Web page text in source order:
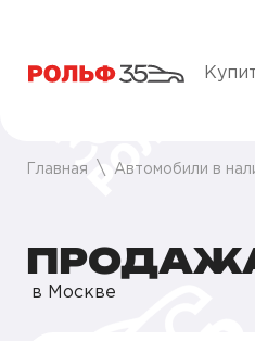
Главная Автомобили в
ПРОДАЖА
в Москве